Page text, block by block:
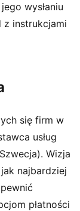
wysłaniu
z instrukcjami
się firm w
usług
Wizja
najbardziej
płatności